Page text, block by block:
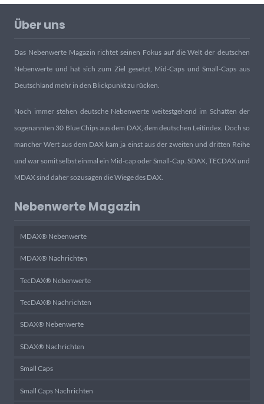
Über uns
Das Nebenwerte Magazin richtet seinen Fokus auf die Welt der deutschen
Nebenwerte und hat sich zum Ziel gesetzt, Mid-Caps und Small-Caps aus
Deutschland mehr in den Blickpunkt zu rücken.
Noch immer stehen deutsche Nebenwerte weitestgehend im Schatten der
sogenannten 30 Blue Chips aus dem DAX, dem deutschen Leitindex. Doch so
mancher Wert aus dem DAX kam ja einst aus der zweiten und dritten Reihe
und war somit selbst einmal ein Mid-cap oder Small-Cap. SDAX, TECDAX und
MDAX sind daher sozusagen die Wiege des DAX.
Nebenwerte Magazin
MDAX® Nebenwerte
MDAX® Nachrichten
TecDAX® Nebenwerte
TecDAX® Nachrichten
SDAX® Nebenwerte
SDAX® Nachrichten
Small Caps
Small Caps Nachrichten